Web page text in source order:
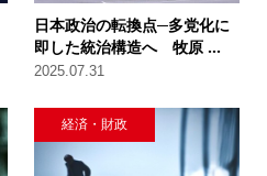
日本政治の転換点─多党化に
即した統治構造へ 牧原 ...
2025.07.31
経済・財政